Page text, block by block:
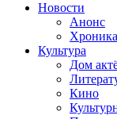
Новости
Анонс
Хроника
Культура
Дом
Кино